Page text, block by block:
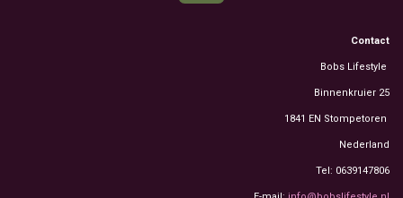
Contact
Bobs Lifestyle
Binnenkruier 25
1841 EN Stompetoren
Nederland
Tel: 0639147806